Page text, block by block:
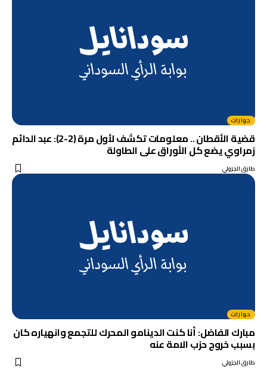
حوارات
قضية الأقطان .. معلومات تكشف لأول مرة (2-2): عبد الدائم
زمراوي يضع كل الأوراق على الطاولة
طارق الجزولي
حوارات
مبارك الفاضل: أنا كنت الدينامو المحرك للتجمع وانهياره كان
بسبب خروج حزب الامة عنه
طارق الجزولي